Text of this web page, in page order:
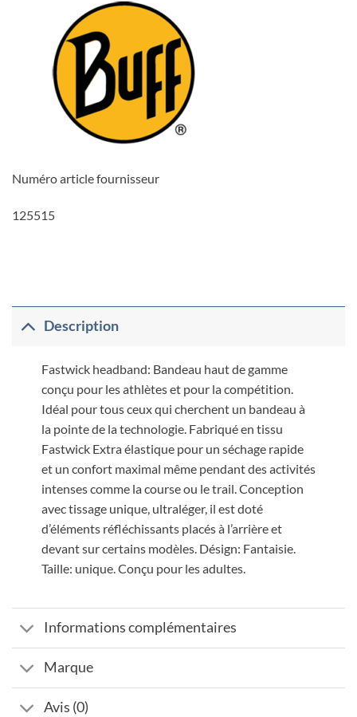
Numéro article fournisseur
125515
Description
Fastwick headband: Bandeau haut de gamme
conçu pour les athlètes et pour la compétition.
Idéal pour tous ceux qui cherchent un bandeau à
la pointe de la technologie. Fabriqué en tissu
Fastwick Extra élastique pour un séchage rapide
et un confort maximal même pendant des activités
intenses comme la course ou le trail. Conception
avec tissage unique, ultraléger, il est doté
d’éléments réfléchissants placés à l’arrière et
devant sur certains modèles. Désign: Fantaisie.
Taille: unique. Conçu pour les adultes.
Informations complémentaires
Marque
Avis (0)